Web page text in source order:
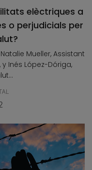
elèctriques a
o perjudicials per
Mueller, Assistant
Inés López-Dóriga,